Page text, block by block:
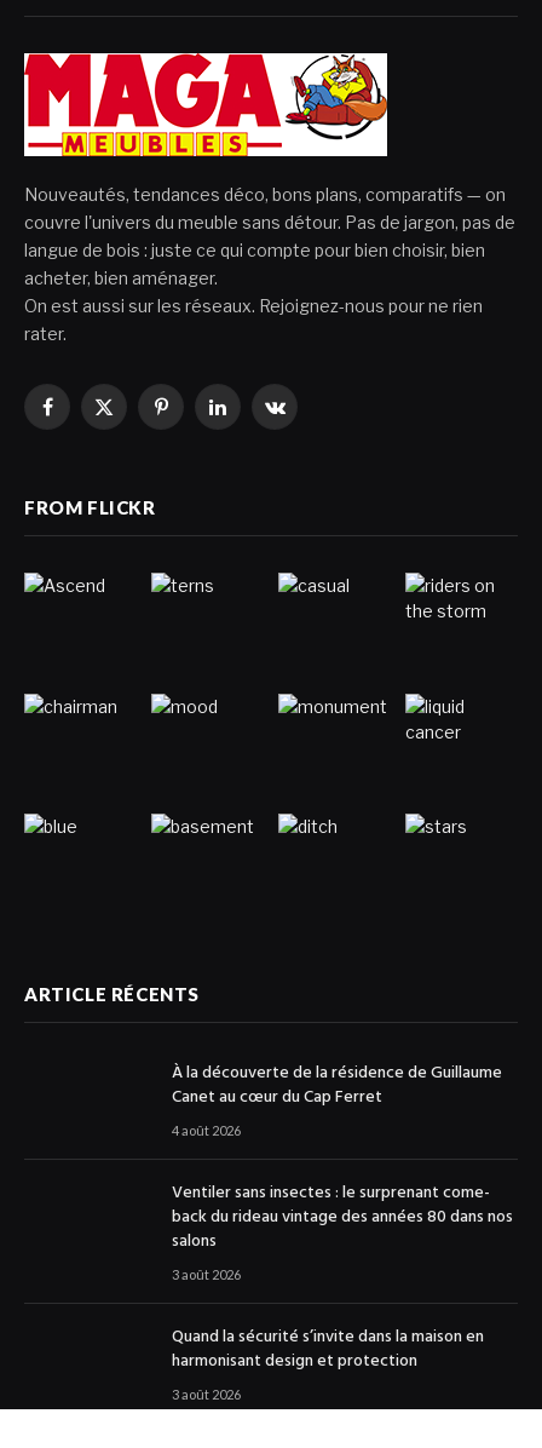
Nouveautés, tendances déco, bons plans, comparatifs — on
couvre l'univers du meuble sans détour. Pas de jargon, pas de
langue de bois : juste ce qui compte pour bien choisir, bien
acheter, bien aménager.
On est aussi sur les réseaux. Rejoignez-nous pour ne rien
rater.
Facebook
X
PinterestLinkedInVKontakte
FROM FLICKR
ARTICLE RÉCENTS
À la découverte de la résidence de Guillaume
Canet au cœur du Cap Ferret
4 août 2026
Ventiler sans insectes : le surprenant come-
back du rideau vintage des années 80 dans nos
salons
3 août 2026
Quand la sécurité s’invite dans la maison en
harmonisant design et protection
3 août 2026